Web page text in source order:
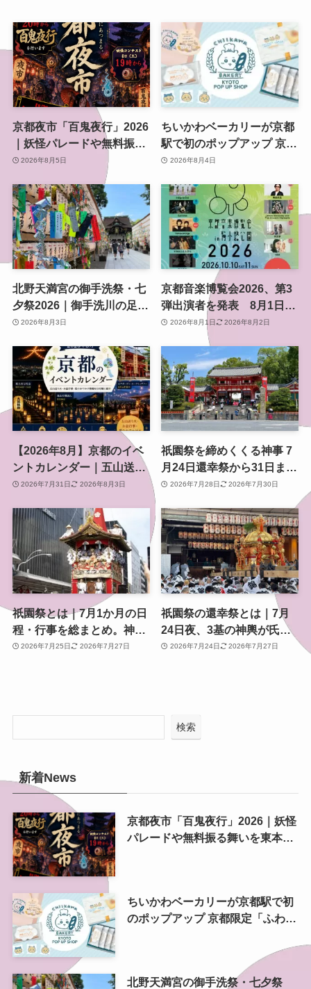
京都夜市「百鬼夜行」2026
｜妖怪パレードや無料振る
舞いを東本願寺前で開催
2026年8月5日
ちいかわベーカリーが京都
駅で初のポップアップ 京都
限定「ふわふわおたべキャ
2026年8月4日
北野天満宮の御手洗祭・七
夕祭2026｜御手洗川の足つ
け燈明神事で涼む夏の夜
2026年8月3日
京都音楽博覧会2026、第3
弾出演者を発表 8月1日か
らチケット2次プレオーダ
ー開始 梅小路公園で10月
開催
2026年8月1日 2026年8月2日
【2026年8月】京都のイベ
ントカレンダー｜五山送り
火・お盆行事・夏のおでか
2026年7月31日 2026年8月3日
祇園祭を締めくくる神事 7
月24日還幸祭から31日まで
のスケジュールと見どころ
2026年7月28日 2026年7月30日
祇園祭とは｜7月1か月の日
程・行事を総まとめ。神幸
祭・山鉾巡行・還幸祭まで
2026年7月25日 2026年7月27日
祇園祭の還幸祭とは｜7月
24日夜、3基の神輿が氏子
地域を巡り八坂神社へ還る
2026年7月24日 2026年7月27日
検索
新着News
京都夜市「百鬼夜行」2026｜妖怪
パレードや無料振る舞いを東本願
ちいかわベーカリーが京都駅で初
のポップアップ 京都限定「ふわふ
北野天満宮の御手洗祭・七夕祭